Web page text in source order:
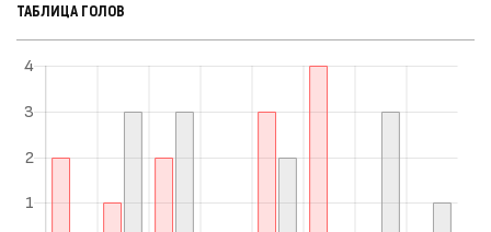
ТАБЛИЦА ГОЛОВ